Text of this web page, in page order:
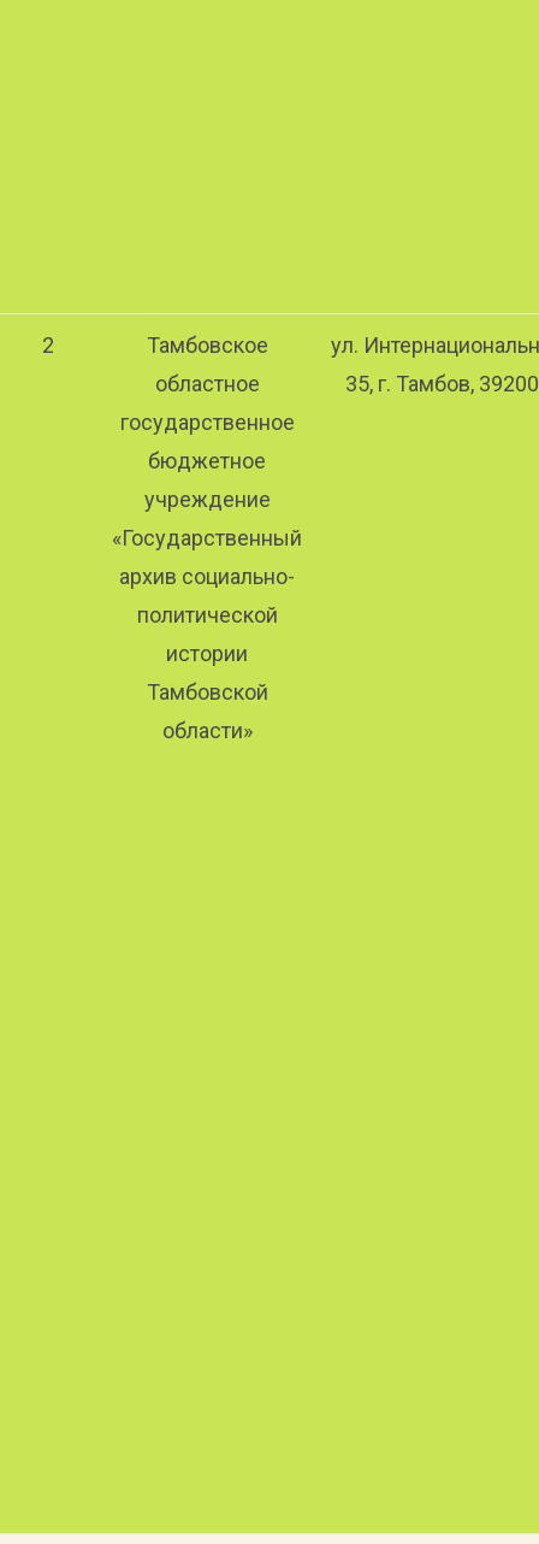
2
Тамбовское
областное
государственное
бюджетное
учреждение
«Государственный
архив социально-
политической
истории
Тамбовской
области»
ул.
35, г. Тамбов,